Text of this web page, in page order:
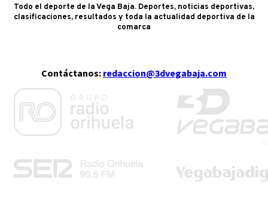
Todo el deporte de la Vega Baja. Deportes, noticias deportivas,
clasificaciones, resultados y toda la actualidad deportiva de la
comarca
Contáctanos: redaccion@3dvegabaja.com